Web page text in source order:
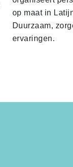
op maat in
Duurzaam,
ervaringen.